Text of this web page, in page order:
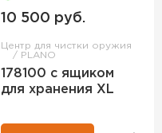
10 500 руб.
Центр для чистки оружия
PLANO
178100 с ящиком
для хранения XL